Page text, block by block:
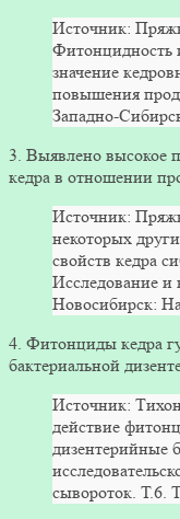
Источник:
Фитонцидность
значение
повышения
Западно-
3. Выявлено высокое
кедра в отношении
Источник:
некоторых
свойств кедра
Исследование и
Новосибирск:
4. Фитонциды кедра
бактериальной
Источник:
действие
дизентерийные
сывороток. Т.6.